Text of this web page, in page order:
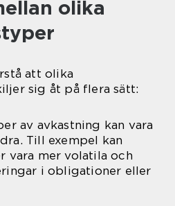
olika
att olika
sig åt på flera sätt:
av avkastning kan vara
Till exempel kan
vara mer volatila och
i obligationer eller